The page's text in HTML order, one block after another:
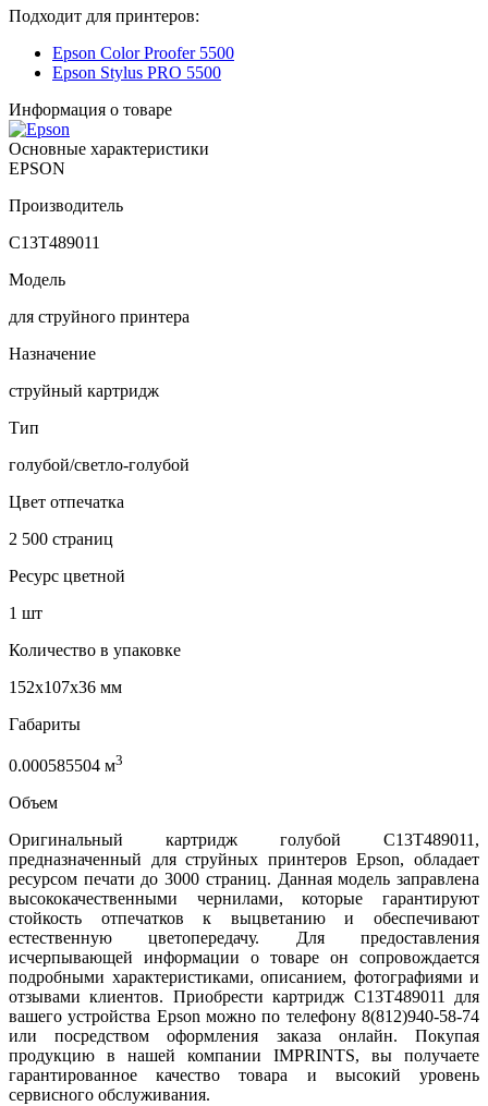
Подходит для принтеров:
Epson Color Proofer 5500
Epson Stylus PRO 5500
Информация о товаре
Основные характеристики
EPSON
Производитель
C13T489011
Модель
для струйного принтера
Назначение
струйный картридж
Тип
голубой/светло-голубой
Цвет отпечатка
2 500 страниц
Ресурс цветной
1 шт
Количество в упаковке
152x107x36 мм
Габариты
0.000585504 м3
Объем
Оригинальный картридж голубой C13T489011,
предназначенный для струйных принтеров Epson, обладает
ресурсом печати до 3000 страниц. Данная модель заправлена
высококачественными чернилами, которые гарантируют
стойкость отпечатков к выцветанию и обеспечивают
естественную цветопередачу. Для предоставления
исчерпывающей информации о товаре он сопровождается
подробными характеристиками, описанием, фотографиями и
отзывами клиентов. Приобрести картридж C13T489011 для
вашего устройства Epson можно по телефону 8(812)940-58-74
или посредством оформления заказа онлайн. Покупая
продукцию в нашей компании IMPRINTS, вы получаете
гарантированное качество товара и высокий уровень
сервисного обслуживания.